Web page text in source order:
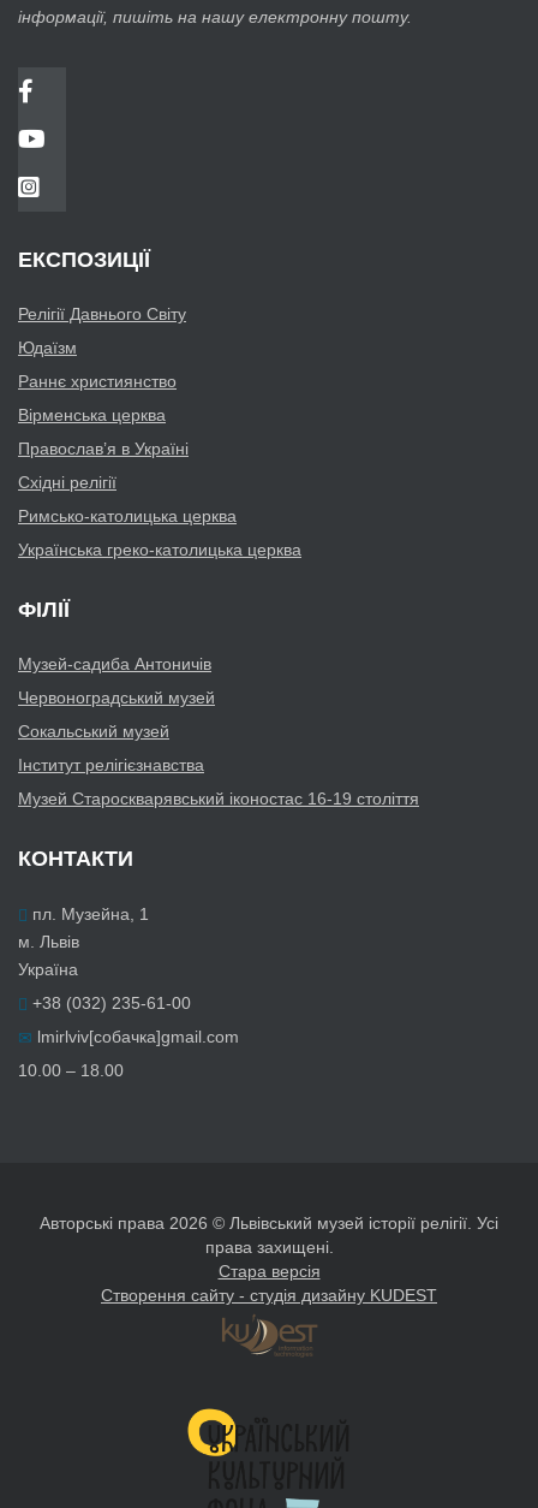
інформації, пишіть на нашу електронну пошту.
ЕКСПОЗИЦІЇ
Релігії Давнього Світу
Юдаїзм
Раннє християнство
Вірменська церква
Православ’я в Україні
Східні релігії
Римсько-католицька церква
Українська греко-католицька церква
ФІЛІЇ
Музей-садиба Антоничів
Червоноградський музей
Сокальський музей
Інститут релігієзнавства
Музей Староскварявський іконостас 16-19 cтоліття
КОНТАКТИ
пл. Музейна, 1
м. Львів
Україна
+38 (032) 235-61-00
lmirlviv[собачка]gmail.com
10.00 – 18.00
Авторські права 2026 © Львівський музей історії релігії. Усі
права захищені.
Стара версія
Створення сайту - студія дизайну KUDEST